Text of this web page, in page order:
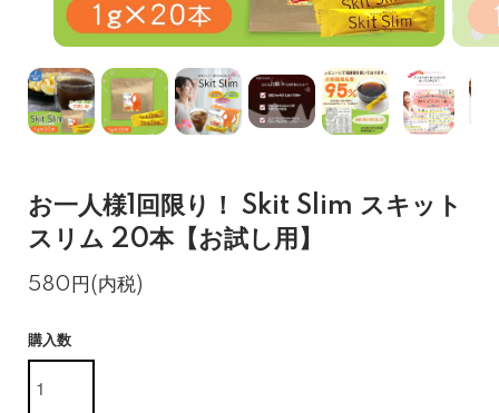
お一人様1回限り！ Skit Slim スキット
スリム 20本【お試し用】
580円(内税)
購入数